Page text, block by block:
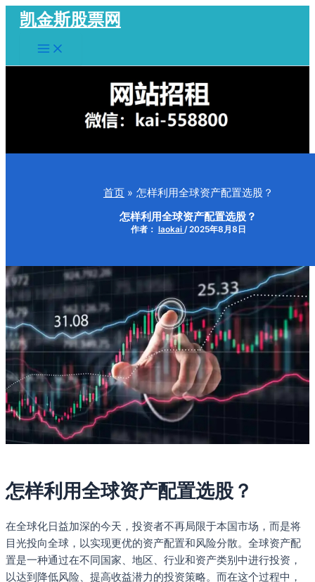
容
凯金斯股票网
Main
Menu
首页 怎样利用全球资产配置选股？
怎样利用全球资产配置选股？
作者： laokai /2025年8月8日
怎样利用全球资产配置选股？
在全球化日益加深的今天，投资者不再局限于本国市场，而是将
目光投向全球，以实现更优的资产配置和风险分散。全球资产配
置是一种通过在不同国家、地区、行业和资产类别中进行投资，
以达到降低风险、提高收益潜力的投资策略。而在这个过程中，